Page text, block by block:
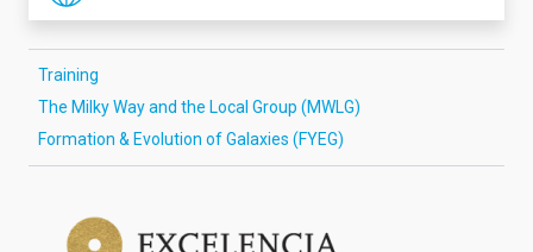
Training
The Milky Way and the Local Group (MWLG)
Formation & Evolution of Galaxies (FYEG)